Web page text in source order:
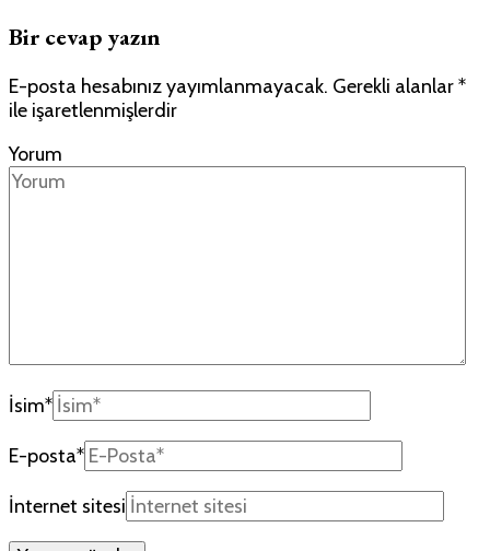
Bir cevap yazın
E-posta hesabınız yayımlanmayacak. Gerekli alanlar*
ile işaretlenmişlerdir
Yorum
İsim*
E-posta*
İnternet sitesi